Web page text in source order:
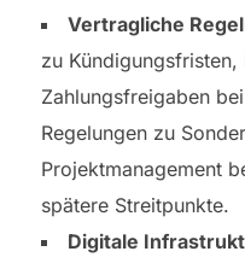
Vertragliche
zu
Zahlungsfreigaben
Regelungen zu
Projektmanagement
spätere Streitpunkte.
Digitale